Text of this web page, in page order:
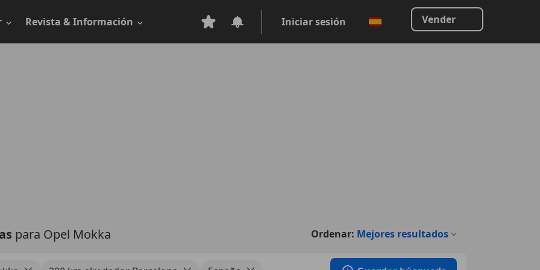
Revista & Información Iniciar sesión Vender
para Opel Mokka Ordenar: Mejores resultados